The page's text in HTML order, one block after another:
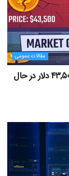
مقالات عمومی
مایکل ترپین: متاسفم، بیت‌کوین به سمت ۴۳,۵۰۰ دلار در حال